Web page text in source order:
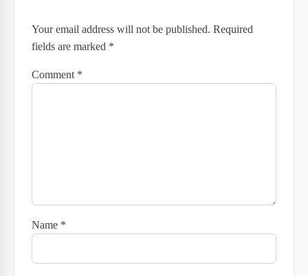
Your email address will not be published. Required
fields are marked *
Comment *
Name *